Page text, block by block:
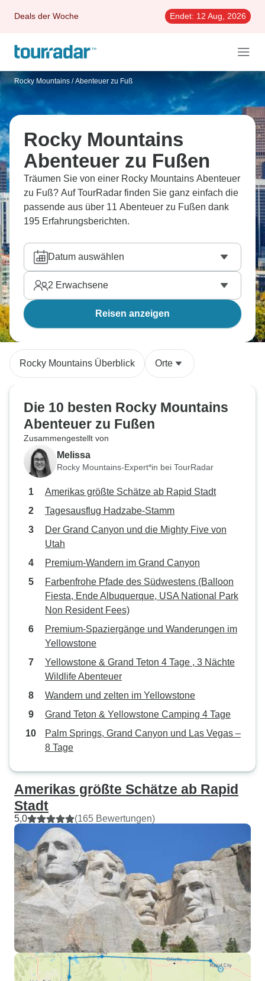
Deals der Woche Endet: 12 Aug, 2026
Rocky Mountains / Abenteuer zu Fuß
Rocky Mountains
Abenteuer zu Fußen
Träumen Sie von einer Rocky Mountains Abenteuer
zu Fuß? Auf TourRadar finden Sie ganz einfach die
passende aus über 11 Abenteuer zu Fußen dank
195 Erfahrungsberichten.
Datum auswählen
2 Erwachsene
Reisen anzeigen
Rocky Mountains Überblick Orte
Die 10 besten Rocky Mountains
Abenteuer zu Fußen
Zusammengestellt von
Melissa
Rocky Mountains-Expert*in bei TourRadar
Amerikas größte Schätze ab Rapid Stadt
Tagesausflug Hadzabe-Stamm
Der Grand Canyon und die Mighty Five von
Utah
Premium-Wandern im Grand Canyon
Farbenfrohe Pfade des Südwestens (Balloon
Fiesta, Ende Albuquerque, USA National Park
Non Resident Fees)
Premium-Spaziergänge und Wanderungen im
Yellowstone
Yellowstone & Grand Teton 4 Tage , 3 Nächte
Wildlife Abenteuer
Wandern und zelten im Yellowstone
Grand Teton & Yellowstone Camping 4 Tage
Palm Springs, Grand Canyon und Las Vegas –
8 Tage
Amerikas größte Schätze ab Rapid
Stadt
5,0 (165 Bewertungen)